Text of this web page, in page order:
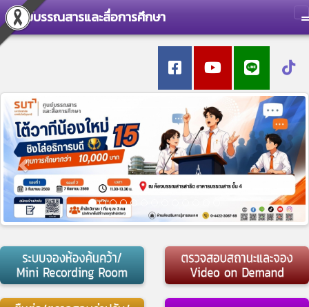
ศูนย์บรรณสารและสื่อการศึกษา
Previous